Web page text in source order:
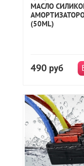
МАСЛО
(50ML)
490 руб